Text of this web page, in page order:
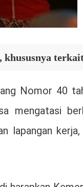
Nomor 40
mengatasi
lapangan